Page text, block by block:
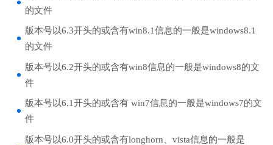
的文件
版本号以6.3开头的或含有win8.1信息的一般是windows8.1
的文件
版本号以6.2开头的或含有win8信息的一般是windows8的文
件
版本号以6.1开头的或含有 win7信息的一般是windows7的文
件
版本号以6.0开头的或含有longhorn、vista信息的一般是